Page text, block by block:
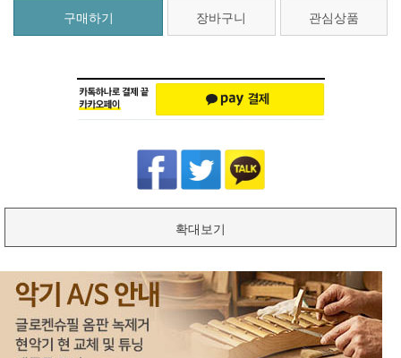
구매하기 장바구니 관심상품
확대보기